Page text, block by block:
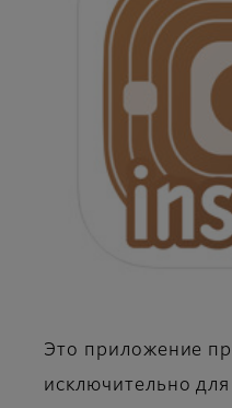
Это приложение
исключительно